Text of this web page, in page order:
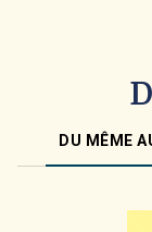
DU MÊME